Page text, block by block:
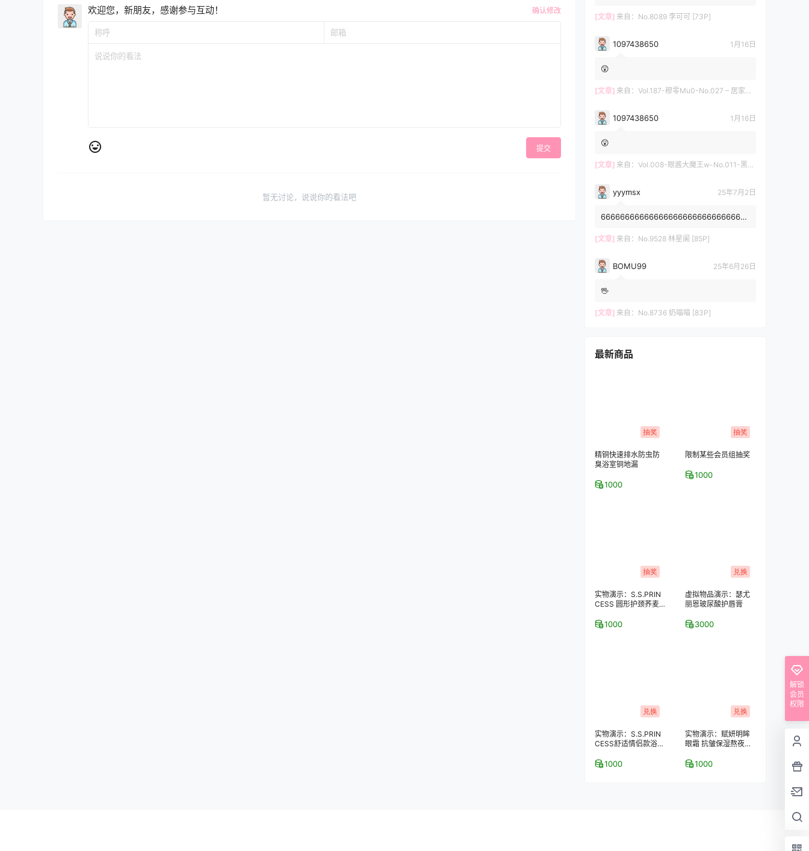
欢迎您，新朋友，感谢参与互动！ 确认修改
提交
暂无讨论，说说你的看法吧
[文章] 来自： No.8089 李可可 [73P]
1097438650 1月16日
😲
[文章] 来自： Vol.187-穆零Mu0-No.027 – 居家自拍 [12P]
1097438650 1月16日
😲
[文章] 来自： Vol.008-眼酱大魔王w-No.011-黑护士 [20P]
yyymsx 25年7月2日
6666666666666666666666666666666
[文章] 来自： No.9528 林星阑 [85P]
BOMU99 25年6月26日
🖖
[文章] 来自： No.8736 奶喵喵 [83P]
最新商品
抽奖
精铜快速排水防虫防
臭浴室铜地漏
1000
抽奖
限制某些会员组抽奖
1000
抽奖
实物演示：S.S.PRIN
CESS 圆形护颈荞麦
1000
兑换
虚拟物品演示：瑟尤
丽恩玻尿酸护唇膏
3000
兑换
实物演示：S.S.PRIN
CESS舒适情侣款浴室
1000
兑换
实物演示：赋妍明眸
眼霜 抗皱保湿熬夜去
1000
解锁
会员
权限